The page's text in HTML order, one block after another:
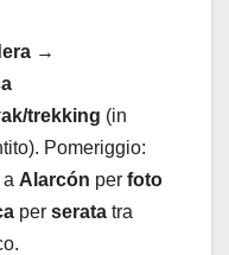
→
trekking (in
Pomeriggio:
Alarcón per foto
per serata tra